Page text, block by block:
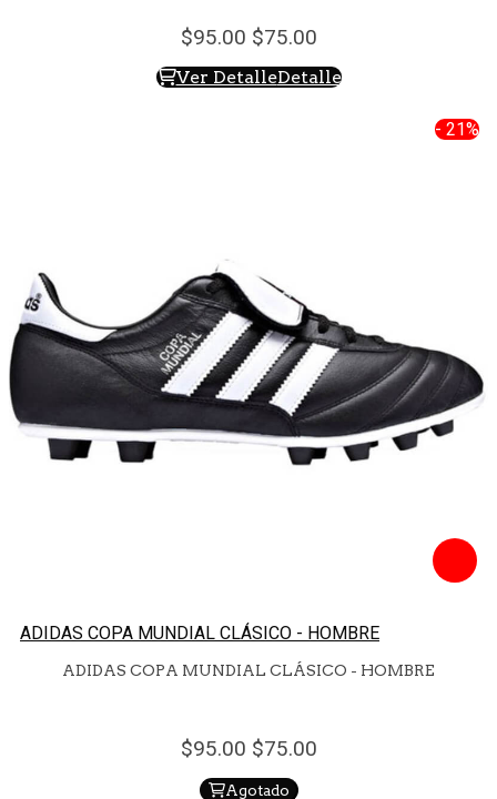
95.00 75.00
Ver DetalleDetalle
- 21%
ADIDAS COPA MUNDIAL CLÁSICO - HOMBRE
ADIDAS COPA MUNDIAL CLÁSICO - HOMBRE
95.00 75.00
Agotado